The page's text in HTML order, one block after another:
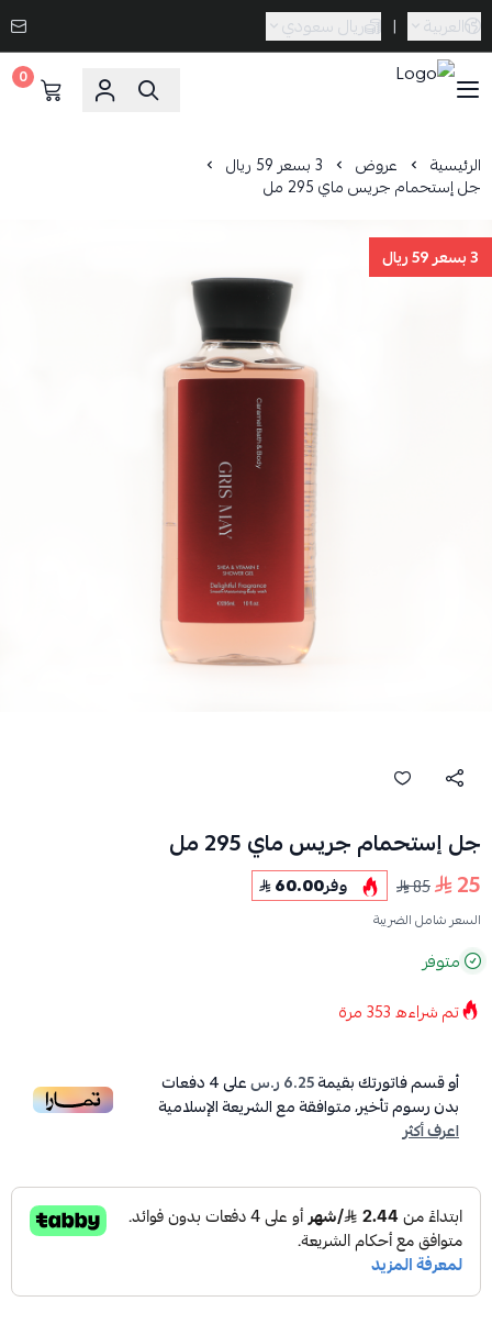
العربية | ريال سعودي
0
الرئيسية عروض 3 بسعر 59 ريال
جل إستحمام جريس ماي 295 مل
3 بسعر 59 ريال
جل إستحمام جريس ماي 295 مل
25
85 وفر60.00
السعر شامل الضريبة
متوفر
تم شراءه353مرة
أو قسم فاتورتك بقيمة6.25 ر.س على4دفعات
بدون رسوم تأخير، متوافقة مع الشريعة الإسلامية
اعرف أكثر